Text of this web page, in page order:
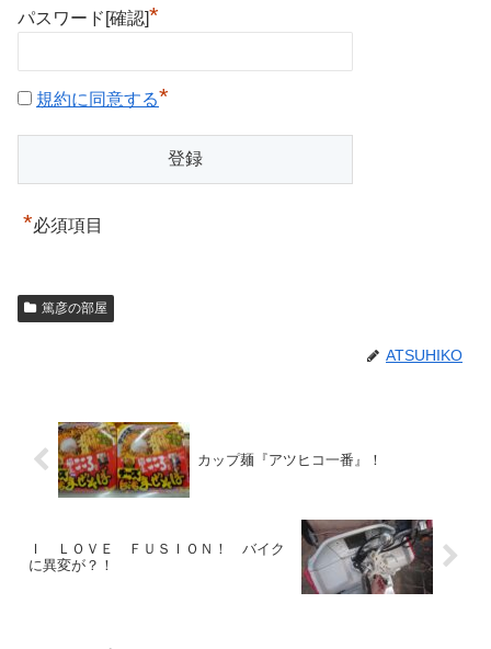
パスワード[確認]*
規約に同意する*
*必須項目
篤彦の部屋
ATSUHIKO
カップ麺『アツヒコ一番』！
Ｉ ＬＯＶＥ ＦＵＳＩＯＮ！ バイク
に異変が？！